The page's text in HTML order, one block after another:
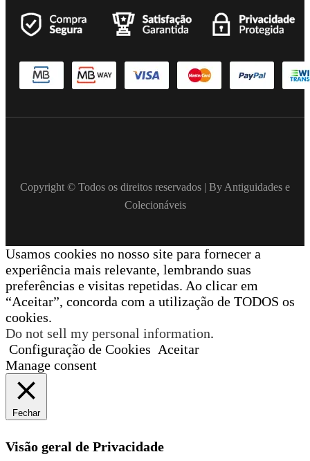
Copyright © Todos os direitos reservados | By Antiguidades e
Colecionáveis
Usamos cookies no nosso site para fornecer a
experiência mais relevante, lembrando suas
preferências e visitas repetidas. Ao clicar em
“Aceitar”, concorda com a utilização de TODOS os
cookies.
Do not sell my personal information.
Configuração de Cookies Aceitar
Manage consent
Fechar
Visão geral de Privacidade